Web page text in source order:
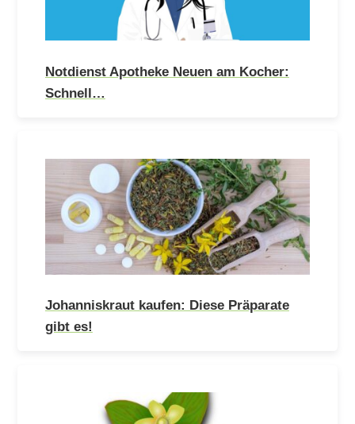
Notdienst Apotheke Neuen am Kocher:
Schnell…
Johanniskraut kaufen: Diese Präparate
gibt es!